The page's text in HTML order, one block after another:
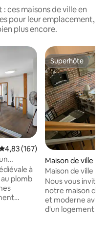
ces maisons de ville en
pour leur emplacement,
plus encore.
moyenne sur la
4,83 (167)
à
plomb
Superhôte
Superhôte
Maison de ville ⋅
Maison de ville à
minutes du
Nous vous
notre maison de
et moderne avec
d'un logement